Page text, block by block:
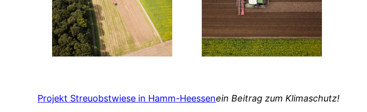
Projekt Streuobstwiese in Hamm-Heessenein Beitrag zum Klimaschutz!